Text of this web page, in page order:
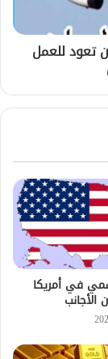
تعود للعمل
في أمريكا